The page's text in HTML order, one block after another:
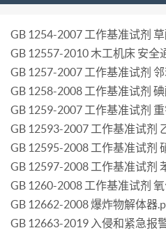
GB 1254-2007 工作基准试剂
GB 12557-2010 木工机床 安全
GB 1257-2007 工作基准试剂
GB 1258-2008 工作基准试剂
GB 1259-2007 工作基准试剂
GB 12593-2007 工作基准试剂
GB 12595-2008 工作基准试剂
GB 12597-2008 工作基准试剂
GB 1260-2008 工作基准试剂
GB 12662-2008 爆炸物解体器
GB 12663-2019 入侵和紧急报